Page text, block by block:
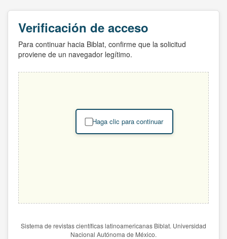
Verificación de acceso
Para continuar hacia Biblat, confirme que la solicitud
proviene de un navegador legítimo.
Haga clic para continuar
Sistema de revistas científicas latinoamericanas Biblat. Universidad
Nacional Autónoma de México.